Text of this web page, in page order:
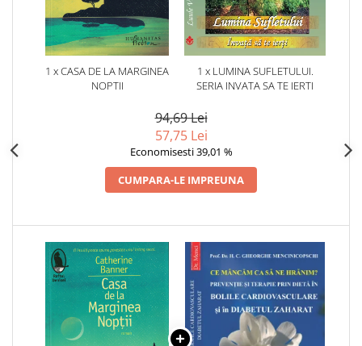
1 x CASA DE LA MARGINEA
NOPTII
1 x LUMINA SUFLETULUI.
SERIA INVATA SA TE IERTI
94,69 Lei
57,75 Lei
Economisesti 39,01 %
CUMPARA-LE IMPREUNA